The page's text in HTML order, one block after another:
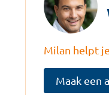
Milan helpt
Maak een